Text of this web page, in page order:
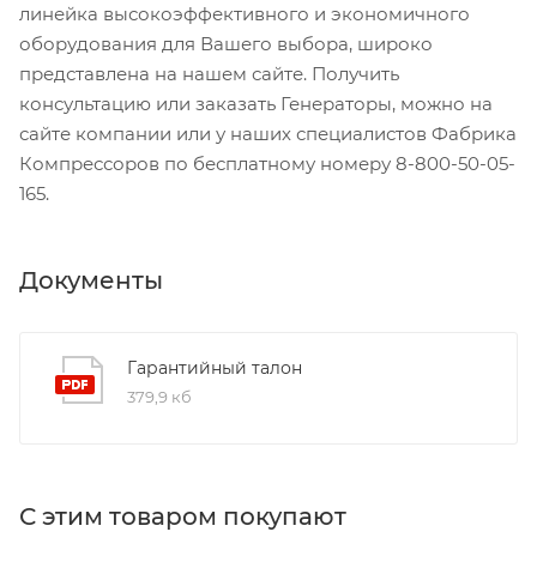
линейка высокоэффективного и экономичного
оборудования для Вашего выбора, широко
представлена на нашем сайте. Получить
консультацию или заказать Генераторы, можно на
сайте компании или у наших специалистов Фабрика
Компрессоров по бесплатному номеру 8-800-50-05-
165.
Документы
Гарантийный талон
379,9 кб
С этим товаром покупают